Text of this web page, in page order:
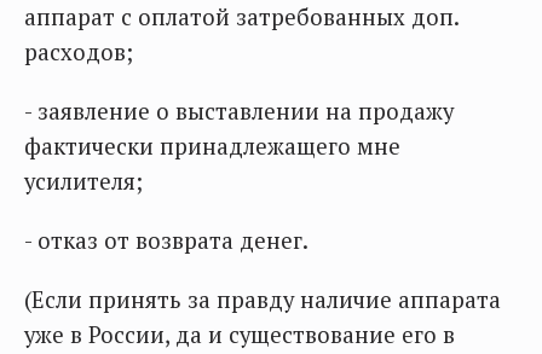
аппарат с оплатой затребованных доп.
расходов;
- заявление о выставлении на продажу
фактически принадлежащего мне
усилителя;
- отказ от возврата денег.
(Если принять за правду наличие аппарата
уже в России, да и существование его в